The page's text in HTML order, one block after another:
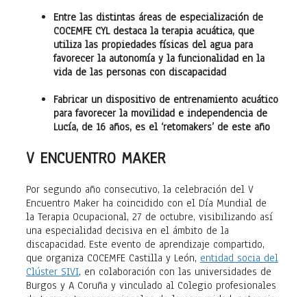
Entre las distintas áreas de especialización de
COCEMFE CYL destaca la terapia acuática, que
utiliza las propiedades físicas del agua para
favorecer la autonomía y la funcionalidad en la
vida de las personas con discapacidad
Fabricar un dispositivo de entrenamiento acuático
para favorecer la movilidad e independencia de
Lucía, de 16 años, es el ‘retomakers’ de este año
V ENCUENTRO MAKER
Por segundo año consecutivo, la celebración del V
Encuentro Maker ha coincidido con el Día Mundial de
la Terapia Ocupacional, 27 de octubre, visibilizando así
una especialidad decisiva en el ámbito de la
discapacidad. Este evento de aprendizaje compartido,
que organiza COCEMFE Castilla y León, entidad socia del
Clúster SIVI, en colaboración con las universidades de
Burgos y A Coruña y vinculado al Colegio profesionales